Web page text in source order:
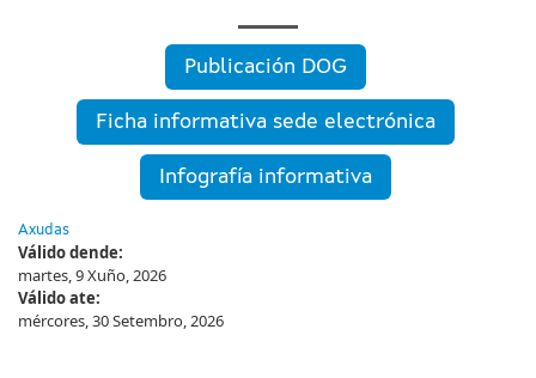
Publicación DOG
Ficha informativa sede electrónica
Infografía informativa
Axudas
Válido dende:
martes, 9 Xuño, 2026
Válido ate:
mércores, 30 Setembro, 2026